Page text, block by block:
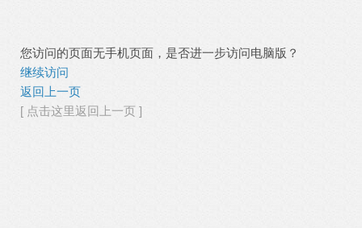
您访问的页面无手机页面，是否进一步访问电脑版？
继续访问
返回上一页
[ 点击这里返回上一页 ]